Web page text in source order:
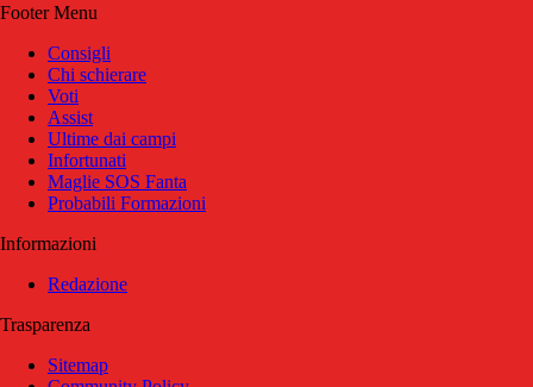
Footer Menu
Consigli
Chi schierare
Voti
Assist
Ultime dai campi
Infortunati
Maglie SOS Fanta
Probabili Formazioni
Informazioni
Redazione
Trasparenza
Sitemap